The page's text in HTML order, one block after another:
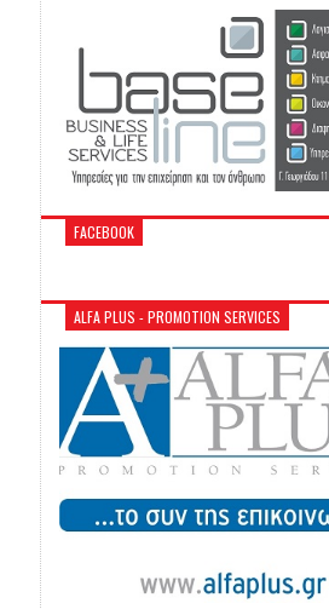
FACEBOOK
ALFA PLUS - PROMOTION SERVICES